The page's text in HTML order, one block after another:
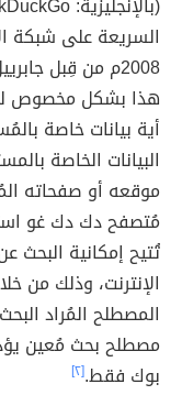
السريعة على شبكة
2008م من قِبل
هذا بشكل مخصوص
أية بيانات خاصة
البيانات الخاصة
موقعه أو صفحاته
تُتيح إمكانية
الإنترنت، وذلك من
مصطلح بحث مُعين
بوك فقط.[٢]